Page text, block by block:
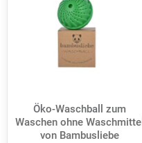
Öko-Waschball zum
Waschen ohne Waschmittel
von Bambusliebe